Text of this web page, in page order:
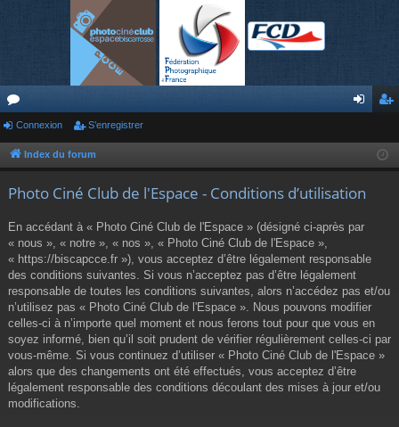
or
u nr
Connexion S’enregistrer
Index du forum
Photo Ciné Club de l'Espace - Conditions d’utilisation
En accédant à « Photo Ciné Club de l'Espace » (désigné ci-après par
« nous », « notre », « nos », « Photo Ciné Club de l'Espace »,
« https://biscapcce.fr »), vous acceptez d’être légalement responsable
des conditions suivantes. Si vous n’acceptez pas d’être légalement
responsable de toutes les conditions suivantes, alors n’accédez pas et/ou
n’utilisez pas « Photo Ciné Club de l'Espace ». Nous pouvons modifier
celles-ci à n’importe quel moment et nous ferons tout pour que vous en
soyez informé, bien qu’il soit prudent de vérifier régulièrement celles-ci par
vous-même. Si vous continuez d’utiliser « Photo Ciné Club de l'Espace »
alors que des changements ont été effectués, vous acceptez d’être
légalement responsable des conditions découlant des mises à jour et/ou
modifications.